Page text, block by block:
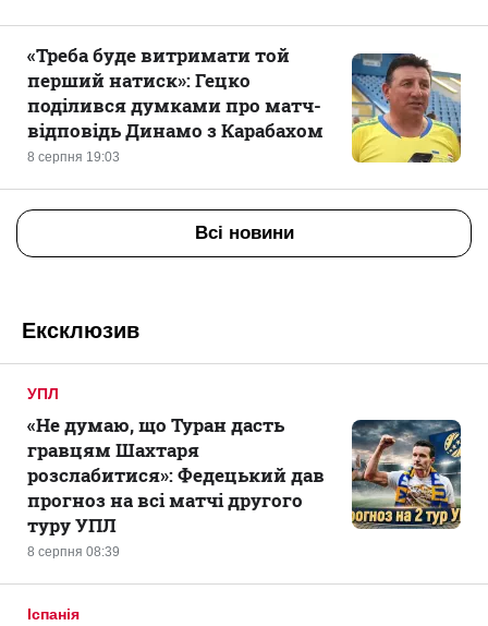
8 серпня 19:03
«Треба буде витримати той
перший натиск»: Гецко
поділився думками про матч-
відповідь Динамо з Карабахом
Всі новини
Ексклюзив
УПЛ
8 серпня 08:39
«Не думаю, що Туран дасть
гравцям Шахтаря
розслабитися»: Федецький дав
прогноз на всі матчі другого
туру УПЛ
Іспанія